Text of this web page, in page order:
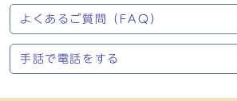
よくあるご質問（FAQ）
手話で電話をする